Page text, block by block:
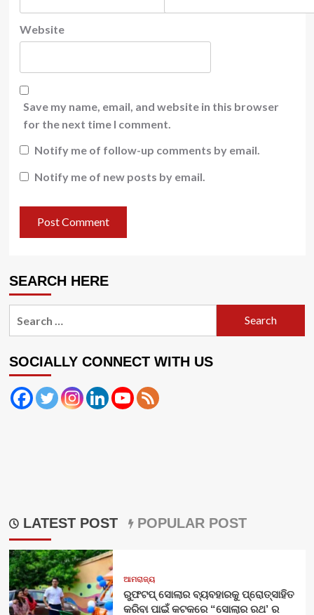
Website
Save my name, email, and website in this browser
for the next time I comment.
Notify me of follow-up comments by email.
Notify me of new posts by email.
SEARCH HERE
SOCIALLY CONNECT WITH US
LATEST POST POPULAR POST
ଆମରାଜ୍ୟ
ରୁଫଟପ୍ ସୋଲାର ବ୍ୟବହାରକୁ ପ୍ରୋତ୍ସାହିତ
କରିବା ପାଇଁ କଟକରେ “ସୋଲାର ରଥ’ ର